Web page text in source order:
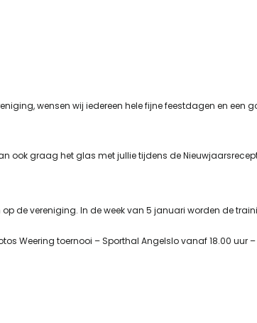
wensen wij iedereen hele fijne feestdagen en een
ook graag het glas met jullie tijdens de
de vereniging. In de week van 5 januari worden de
Weering toernooi – Sporthal Angelslo vanaf 18.00 uur